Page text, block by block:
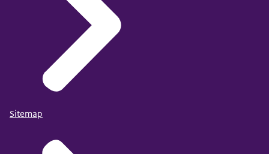
Sitemap